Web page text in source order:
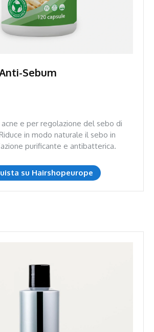
Sebum
e per regolazione del sebo di
in modo naturale il sebo in
purificante e antibatterica.
su Hairshopeurope